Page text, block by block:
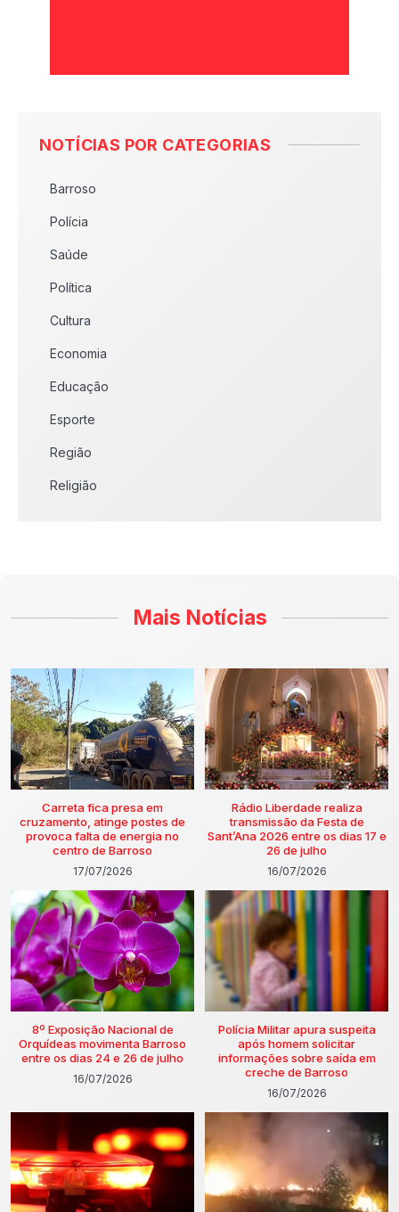
NOTÍCIAS POR CATEGORIAS
Barroso
Polícia
Saúde
Política
Cultura
Economia
Educação
Esporte
Região
Religião
Mais Notícias
Carreta fica presa em
cruzamento, atinge postes de
provoca falta de energia no
centro de Barroso
17/07/2026
Rádio Liberdade realiza
transmissão da Festa de
Sant’Ana 2026 entre os dias 17 e
26 de julho
16/07/2026
8º Exposição Nacional de
Orquídeas movimenta Barroso
entre os dias 24 e 26 de julho
16/07/2026
Polícia Militar apura suspeita
após homem solicitar
informações sobre saída em
creche de Barroso
16/07/2026